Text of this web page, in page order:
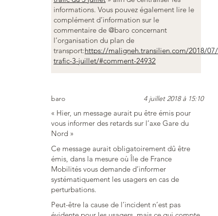
informations. Vous pouvez également lire le
complément d’information sur le
commentaire de @baro concernant
l’organisation du plan de
transport:https://maligneh.transilien.com/2018/
trafic-3-juillet/#comment-24932
baro 4 juillet 2018 à 15:10
« Hier, un message aurait pu être émis pour
vous informer des retards sur l’axe Gare du
Nord »
Ce message aurait obligatoirement dû être
émis, dans la mesure où Île de France
Mobilités vous demande d’informer
systématiquement les usagers en cas de
perturbations.
Peut-être la cause de l’incident n’est pas